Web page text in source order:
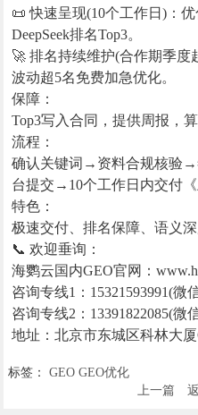
📜 快速呈现(10个工作日)：
DeepSeek排名Top3。
🚀 排名持续维护(合作期季度
波动超5名免费加急优化。
保障：
Top3写入合同，提供周报，
流程：
确认关键词→资料合规核验
台提交→10个工作日内交付
特色：
极速交付、排名保障、语义深
📞 欢迎垂询：
海鹦云国内GEO官网：
咨询专线1：15321593991(微
咨询专线2：13391822085(微
地址：北京市东城区科林大
标签： GEO GEO优化
上一篇